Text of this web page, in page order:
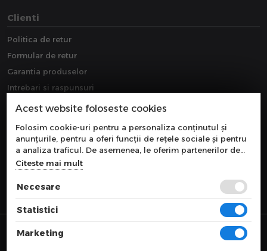
Clienti
Politica de retur
Formular de retur
Garantia produselor
Intrebari si raspunsuri
Downloads
Acest website foloseste cookies
Folosim cookie-uri pentru a personaliza conținutul și
anunțurile, pentru a oferi funcții de rețele sociale și pentru
a analiza traficul. De asemenea, le oferim partenerilor de
rețele sociale, de publicitate și de analize informații cu
privire la modul în care folosiți site-ul nostru. Aceștia le
pot combina cu alte informații oferite de dvs. sau culese în
Citeste mai mult
Necesare
Statistici
Marketing